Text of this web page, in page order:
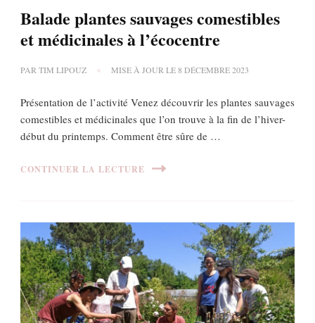
Balade plantes sauvages comestibles
et médicinales à l’écocentre
PARTIM LIPOUZ MISE À JOUR LE8 DÉCEMBRE 2023
Présentation de l’activité Venez découvrir les plantes sauvages
comestibles et médicinales que l’on trouve à la fin de l’hiver-
début du printemps. Comment être sûre de …
CONTINUER LA LECTURE